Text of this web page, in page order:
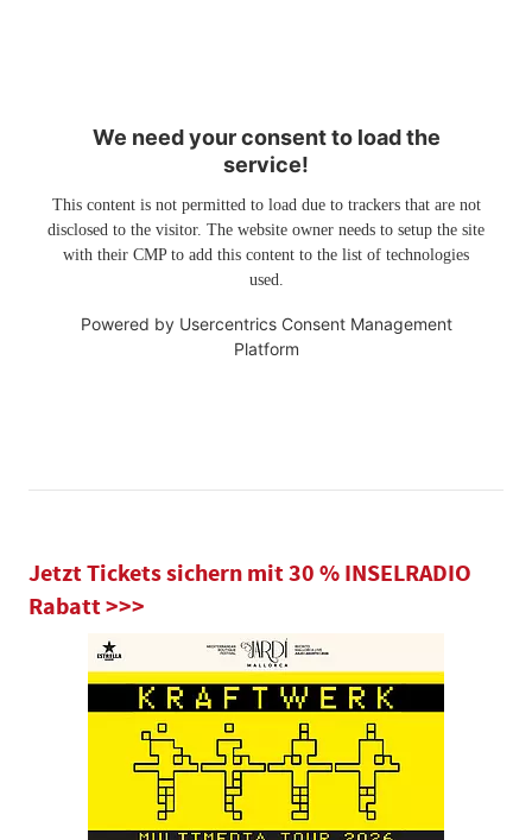
We need your consent to load the
service!
This content is not permitted to load due to trackers that are not
disclosed to the visitor. The website owner needs to setup the site
with their CMP to add this content to the list of technologies
used.
Powered by Usercentrics Consent Management
Platform
Jetzt Tickets sichern mit 30 % INSELRADIO
Rabatt >>>